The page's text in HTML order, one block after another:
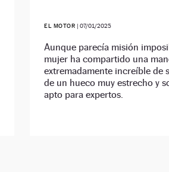
EL MOTOR | 07/01/2025
Aunque parecía misión
mujer ha compartido una
extremadamente increíble de
de un hueco muy estrecho y
apto para expertos.